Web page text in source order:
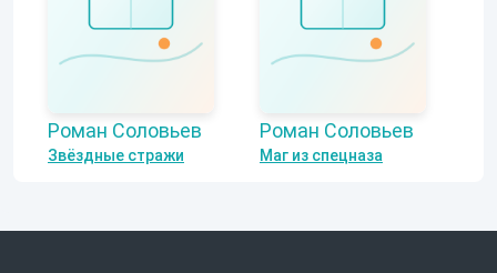
Роман Соловьев
Звёздные стражи
Роман Соловьев
Маг из спецназа